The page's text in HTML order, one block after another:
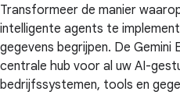
Transformeer de manier
intelligente agents te
gegevens begrijpen. De Gemini
centrale hub voor al uw AI-
bedrijfssystemen, tools en